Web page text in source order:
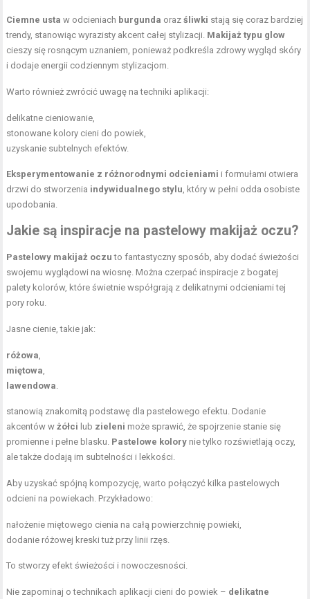
Ciemne usta w odcieniach burgunda orazśliwki stają się coraz bardziej
trendy, stanowiąc wyrazisty akcent całej stylizacji. Makijaż typu glow
cieszy się rosnącym uznaniem, ponieważ podkreśla zdrowy wygląd skóry
i dodaje energii codziennym stylizacjom.
Warto również zwrócić uwagę na techniki aplikacji:
delikatne cieniowanie,
stonowane kolory cieni do powiek,
uzyskanie subtelnych efektów.
Eksperymentowanie z różnorodnymi odcieniami i formułami otwiera
drzwi do stworzenia indywidualnego stylu, który w pełni odda osobiste
upodobania.
Jakie są inspiracje na pastelowy makijaż oczu?
Pastelowy makijaż oczu to fantastyczny sposób, aby dodać świeżości
swojemu wyglądowi na wiosnę. Można czerpać inspiracje z bogatej
palety kolorów, które świetnie współgrają z delikatnymi odcieniami tej
pory roku.
Jasne cienie, takie jak:
różowa,
miętowa,
lawendowa.
stanowią znakomitą podstawę dla pastelowego efektu. Dodanie
akcentów wżółci lub zieleni może sprawić, że spojrzenie stanie się
promienne i pełne blasku. Pastelowe kolory nie tylko rozświetlają oczy,
ale także dodają im subtelności i lekkości.
Aby uzyskać spójną kompozycję, warto połączyć kilka pastelowych
odcieni na powiekach. Przykładowo:
nałożenie miętowego cienia na całą powierzchnię powieki,
dodanie różowej kreski tuż przy linii rzęs.
To stworzy efekt świeżości i nowoczesności.
Nie zapominaj o technikach aplikacji cieni do powiek – delikatne